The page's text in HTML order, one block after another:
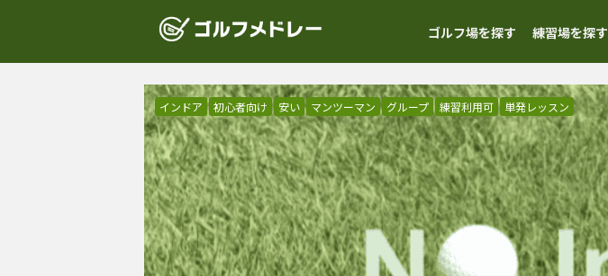
ゴルフ場を探す 練習場を探す
インドア 初心者向け 安い マンツーマン グループ 練習利用可 単発レッスン